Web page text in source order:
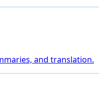
and translation.